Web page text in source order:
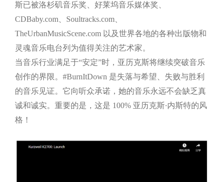
斯已被洛杉矶音乐奖、好莱坞音乐媒体奖、
CDBaby.com、Soultracks.com、
TheUrbanMusicScene.com 以及世界各地的各种出版物和
灵魂音乐电台列为值得关注的艺术家。
当音乐行业满足于“安定”时，亚历克斯将继续突破音乐
创作的界限。#BurnItDown 是失落与希望、失败与胜利
的音乐见证。它向听众承诺，她的音乐永远不会缺乏真
诚和诚实。重要的是，这是 100% 亚历克斯·内斯特的风
格！